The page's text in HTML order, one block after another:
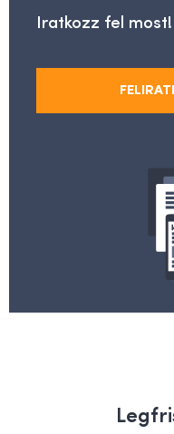
Iratkozz fel most!